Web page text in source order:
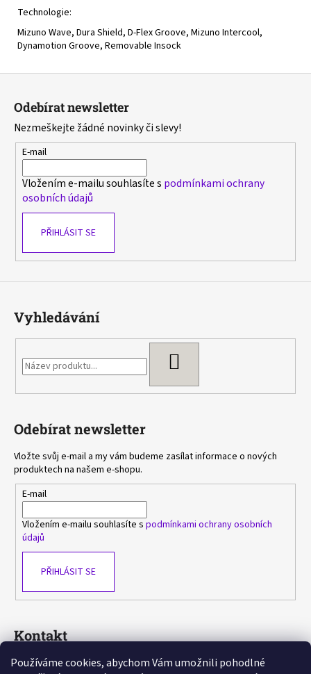
Používáme cookies, abychom Vám umožnili pohodlné
Technologie:
Mizuno Wave, Dura Shield, D-Flex Groove, Mizuno Intercool,
Dynamotion Groove, Removable Insock
Odebírat newsletter
Nezmeškejte žádné novinky či slevy!
E-mail
Vložením e-mailu souhlasíte s podmínkami ochrany
osobních údajů
PŘIHLÁSIT SE
Vyhledávání
Odebírat newsletter
Vložte svůj e-mail a my vám budeme zasílat informace o nových
produktech na našem e-shopu.
E-mail
Vložením e-mailu souhlasíte s podmínkami ochrany osobních
údajů
PŘIHLÁSIT SE
Kontakt
sasa@ avlka.cz